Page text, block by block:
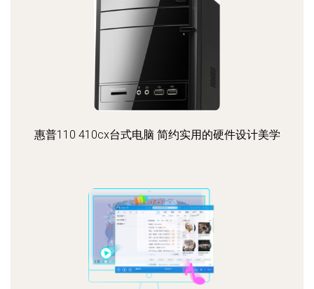
惠普110 410cx台式电脑 简约实用的硬件设计美学